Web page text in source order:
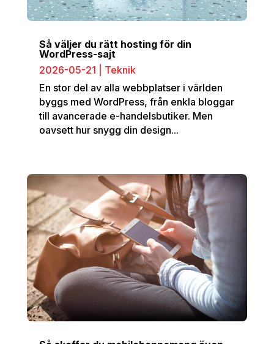
Så väljer du rätt hosting för din
WordPress-sajt
2026-05-21
Teknik
En stor del av alla webbplatser i världen
byggs med WordPress, från enkla bloggar
till avancerade e-handelsbutiker. Men
oavsett hur snygg din design...